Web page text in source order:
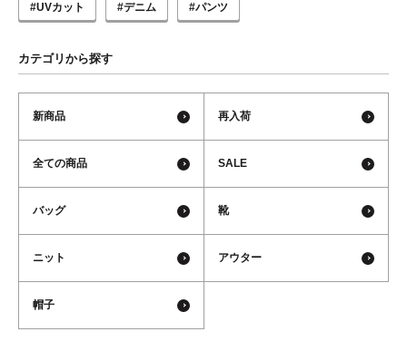
#UVカット #デニム #パンツ
カテゴリから探す
新商品 再入荷
全ての商品 SALE
バッグ 靴
ニット アウター
帽子